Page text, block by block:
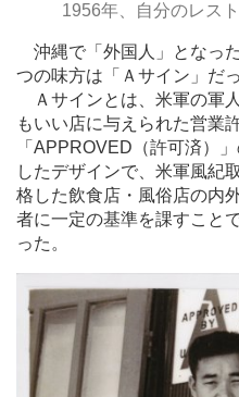
1956年、自分のレス
沖縄で「外国人」となっ
つの味方は「Ａサイン」だっ
Ａサインとは、米軍の軍
もいい店に与えられた営業
「APPROVED（許可済）
したデザインで、米軍風紀
格した飲食店・風俗店の内
者に一定の基準を課すこと
った。